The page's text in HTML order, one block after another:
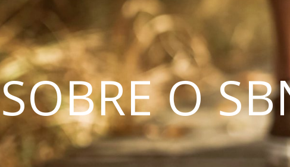
SOBRE O